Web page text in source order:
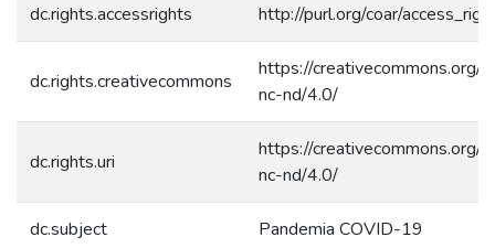
dc.rights.accessrights http://purl.org/coar/
dc.rights.creativecommons
https://creativecommons.org/
nc-nd/4.0/
dc.rights.uri
https://creativecommons.org/
nc-nd/4.0/
dc.subject Pandemia COVID-19